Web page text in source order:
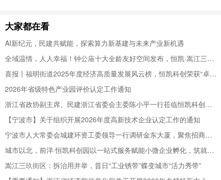
大家都在看
AI新纪元，民建共赋能，探索算力新基建与未来产业新机遇
全域温情，人人幸福！钟公庙十大全龄友好空间发布，恒凯·嵩江三玖街区入选
喜报丨福明街道2025年度经济高质量发展风云榜，恒凯科创荣获“卓越企业”奖
2026年省级特色产业园评价认定工作通知
浙江省政协副主席、民建浙江省委会主委陈小平一行莅临恒凯科创调研指导
【宁波市】关于组织开展2026年度高新技术企业认定工作的通知
宁波市人大常委会城建环资工委领导一行调研金东大厦，聚焦招商提能提质增效，赋能楼宇经济高质量发展
城市以北，前洋·恒凯科创园以一站式服务赋能小微企业孵化，筑就青年人才“强磁场”
嵩江三玖街区：拆治用并举，昔日“工业锈带”蝶变城市“活力秀带”